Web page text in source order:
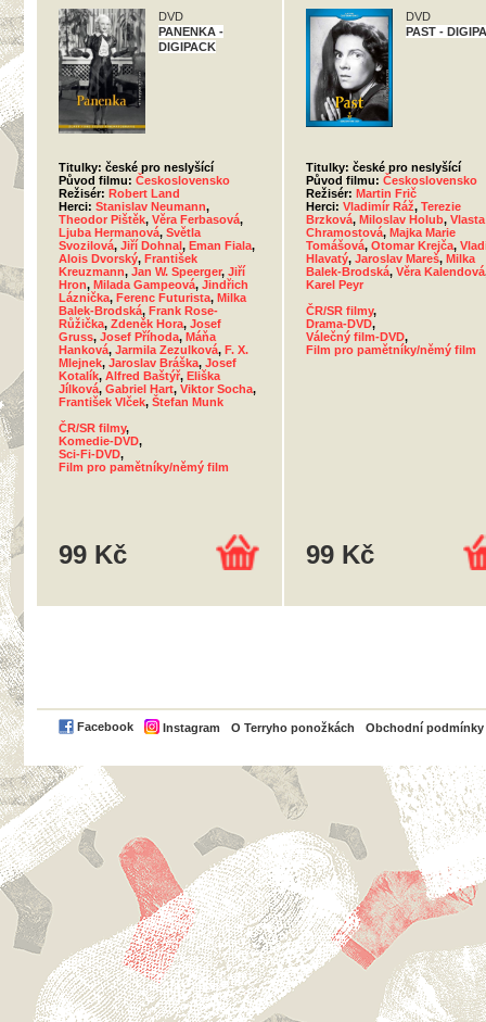
DVD
PANENKA -
DIGIPACK
Titulky: české pro neslyšící
Původ filmu: Československo
Režisér: Robert Land
Herci: Stanislav Neumann,
Theodor Pištěk, Věra Ferbasová,
Ljuba Hermanová, Světla
Svozilová, Jiří Dohnal, Eman Fiala,
Alois Dvorský, František
Kreuzmann, Jan W. Speerger, Jiří
Hron, Milada Gampeová, Jindřich
Láznička, Ferenc Futurista, Milka
Balek-Brodská, Frank Rose-
Růžička, Zdeněk Hora, Josef
Gruss, Josef Příhoda, Máňa
Hanková, Jarmila Zezulková, F. X.
Mlejnek, Jaroslav Bráška, Josef
Kotalík, Alfred Baštýř, Eliška
Jílková, Gabriel Hart, Viktor Socha,
František Vlček, Štefan Munk
ČR/SR filmy,
Komedie-DVD,
Sci-Fi-DVD,
Film pro pamětníky/němý film
99 Kč
DVD
PAST -
Titulky: české pro neslyšící
Původ filmu: Československo
Režisér: Martin Frič
Herci: Vladimír Ráž, Terezie
Brzková, Miloslav Holub, Vlasta
Chramostová, Majka Marie
Tomášová, Otomar Krejča,
Hlavatý, Jaroslav Mareš, Milka
Balek-Brodská, Věra Kalendová
Karel Peyr
ČR/SR filmy,
Drama-DVD,
Válečný film-DVD,
Film pro pamětníky/němý film
99 Kč
Facebook Instagram O Terryho ponožkách Obchodní podmínky
PayPal